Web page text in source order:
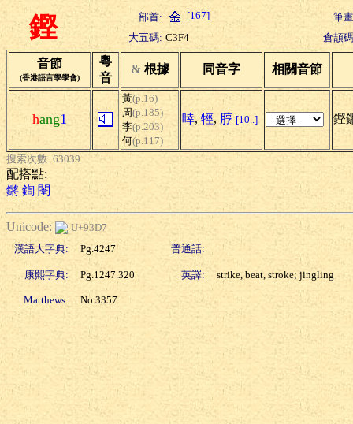
鏗 部首: [167]
筆
大五碼: C3F4 倉頡
音節
(香港語言學學會)
粵
音
& 根據 同音字 相關音節
hang1
黃(p.16)
周(p.185)
李(p.203)
何(p.117)
啈, 牼, 脝 [10..] 鏗
搜索次數: 63039
配搭點:
鏘 鍧 闛
Unicode:
U+93D7
漢語大字典:
Pg.4247 普通話:
康熙字典: Pg.1247.320 英譯: strike, beat, stroke; jingling
Matthews: No.3357